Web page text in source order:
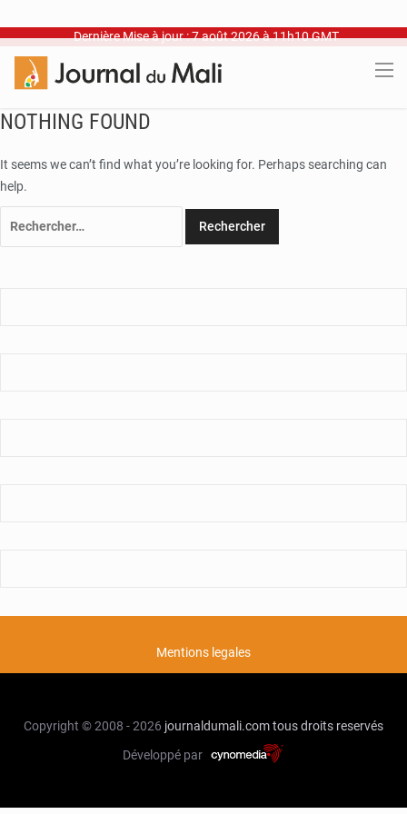
Dernière Mise à jour : 7 août 2026 à 11h10 GMT
NOTHING FOUND
It seems we can’t find what you’re looking for. Perhaps searching can
help.
Mentions legales
Copyright © 2008 - 2026 journaldumali.comtous droits reservés
Développé par